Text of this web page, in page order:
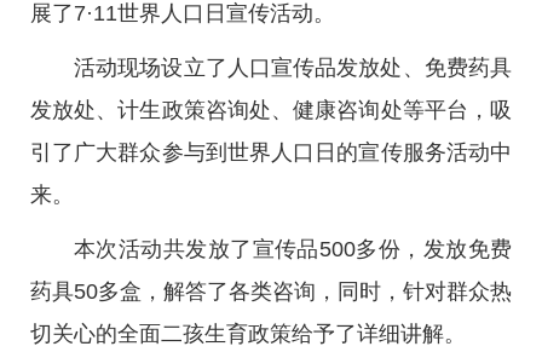
展了7·11世界人口日宣传活动。
活动现场设立了人口宣传品发放处、免费药具
发放处、计生政策咨询处、健康咨询处等平台，吸
引了广大群众参与到世界人口日的宣传服务活动中
来。
本次活动共发放了宣传品500多份，发放免费
药具50多盒，解答了各类咨询，同时，针对群众热
切关心的全面二孩生育政策给予了详细讲解。